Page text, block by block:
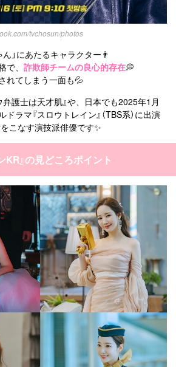
tvchosun/photos
」にあたるキャラクター👨
、 詐欺師チームの良心的存在💭
れてしまう一面も💦
護士は天才肌』や、日本でも2025年1月
ラマ『スロウトレイン』（TBS系）に出演
こなす演技派俳優です✨
KR』の見どころポイント